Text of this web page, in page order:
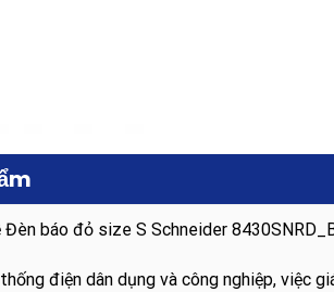
Đèn báo đỏ size S Schneider
điện dân dụng và công nghiệp, việc